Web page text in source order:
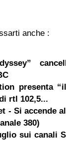
anche :
presenta
rtl 102,5...
- Si accende
380)
sui canali